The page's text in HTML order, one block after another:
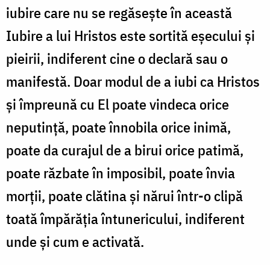
iubire care nu se regăsește în această
Iubire a lui Hristos este sortită eșecului și
pieirii, indiferent cine o declară sau o
manifestă. Doar modul de a iubi ca Hristos
și împreună cu El poate vindeca orice
neputință, poate înnobila orice inimă,
poate da curajul de a birui orice patimă,
poate răzbate în imposibil, poate învia
morții, poate clătina și nărui într-o clipă
toată împărăția întunericului, indiferent
unde și cum e activată.